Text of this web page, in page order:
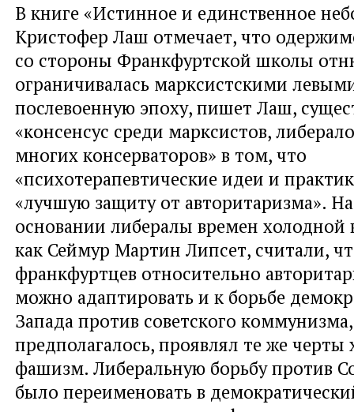
В книге «Истинное и единственное
Кристофер Лаш отмечает, что
со стороны Франкфуртской школы
ограничивалась марксистскими
послевоенную эпоху, пишет Лаш,
«консенсус среди марксистов,
многих консерваторов» в том, что
«психотерапевтические идеи и
«лучшую защиту от авторитаризма».
основании либералы времен холодной
как Сеймур Мартин Липсет, считали,
франкфуртцев относительно
можно адаптировать и к борьбе
Запада против советского
предполагалось, проявлял те же черты
фашизм. Либеральную борьбу против
было переименовать в